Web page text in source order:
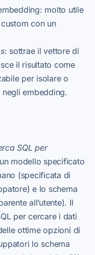
molto utile
con un
: sottrae il vettore di
il risultato come
per isolare o
embedding.
SQL per
modello specificato
(specificata di
e lo schema
all’utente). Il
per cercare i dati
ottime opzioni di
lo schema